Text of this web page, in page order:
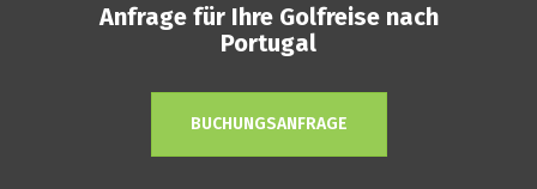
Anfrage für Ihre Golfreise nach
Portugal
BUCHUNGSANFRAGE